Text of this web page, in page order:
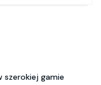
szerokiej gamie